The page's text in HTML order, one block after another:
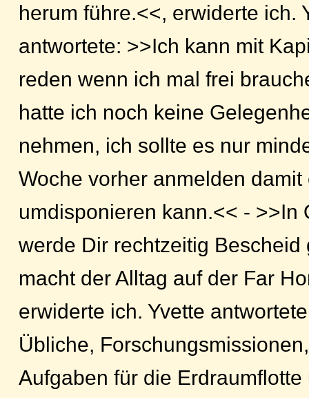
herum führe.<<, erwiderte ich.
antwortete: >>Ich kann mit
reden wenn ich mal frei
hatte ich noch keine
nehmen, ich sollte es nur
Woche vorher anmelden
umdisponieren kann.<< - >>In
werde Dir rechtzeitig Bescheid
macht der Alltag auf der Far
erwiderte ich. Yvette
Übliche,
Aufgaben für die